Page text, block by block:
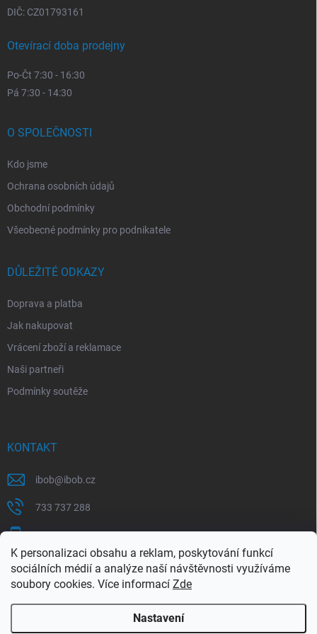
K personalizaci obsahu a reklam, poskytování funkcí
sociálních médií a analýze naší návštěvnosti využíváme
soubory cookies. Více informací Zde
Nastavení
DIČ: CZ01793161
Otevírací doba prodejny
Po-Čt 7:30 - 16:30
Pá 7:30 - 14:30
O SPOLEČNOSTI
Kdo jsme
Ochrana osobních údajů
Obchodní podmínky
Všeobecné podmínky pro podnikatele
DŮLEŽITÉ ODKAZY
Doprava a platba
Jak nakupovat
Vrácení zboží a reklamace
Naši partneři
Podmínky soutěže
KONTAKT
ibob@ibob.cz
733 737 288
607 069 561
Sledujte nás na Facebooku !
ibob_s.r.o/